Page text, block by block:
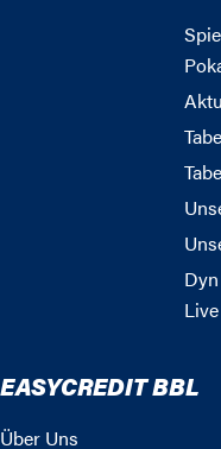
EASYCREDIT BBL
Über Uns